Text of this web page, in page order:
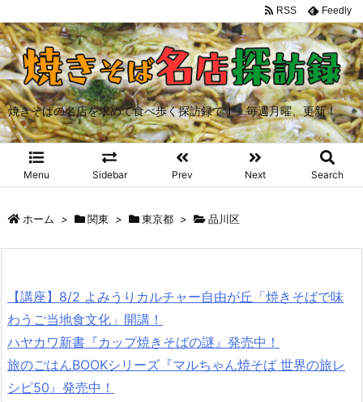
焼きそばの名店を求めて食べ歩く探訪録です。毎週月曜、更新！
Menu Sidebar Prev Next Search
RSS Feedly
ホーム > 関東 > 東京都 > 品川区
【講座】8/2 よみうりカルチャー自由が丘「焼きそばで味
わうご当地食文化」開講！
ハヤカワ新書『カップ焼きそばの謎』発売中！
旅のごはんBOOKシリーズ『マルちゃん焼そば 世界の旅レ
シピ50』発売中！